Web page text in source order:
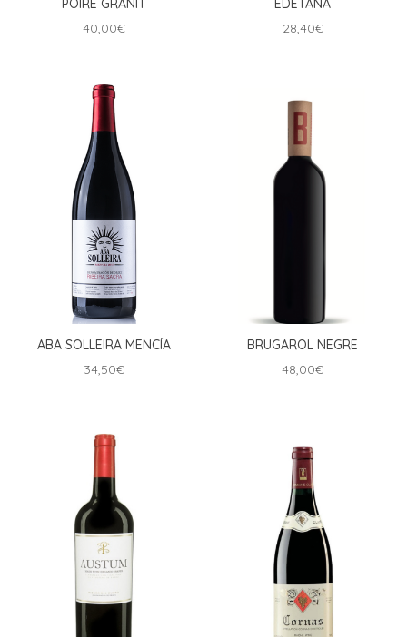
POIRÉ GRANIT
40,00€
EDETANA
28,40€
ABA SOLLEIRA MENCÍA
34,50€
BRUGAROL NEGRE
48,00€